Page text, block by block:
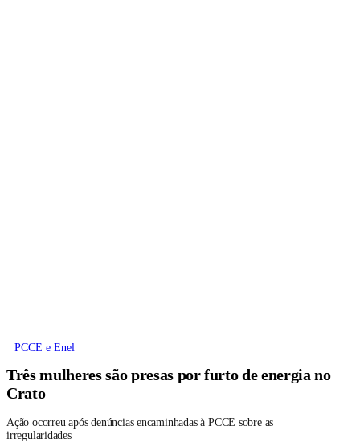
PCCE e Enel
Três mulheres são presas por furto de energia no
Crato
Ação ocorreu após denúncias encaminhadas à PCCE sobre as
irregularidades